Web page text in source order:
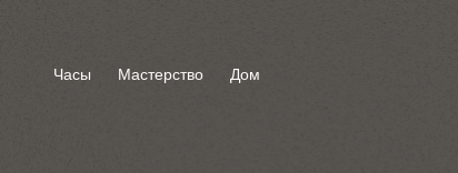
Часы Мастерство Дом